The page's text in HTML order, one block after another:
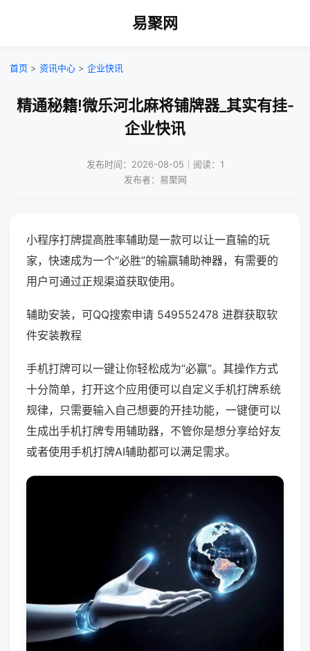
易聚网
首页 > 资讯中心 > 企业快讯
精通秘籍!微乐河北麻将铺牌器_其实有挂-
企业快讯
发布时间：2026-08-05｜阅读：1
发布者：易聚网
小程序打牌提高胜率辅助是一款可以让一直输的玩
家，快速成为一个“必胜”的输赢辅助神器，有需要的
用户可通过正规渠道获取使用。
辅助安装，可QQ搜索申请 549552478 进群获取软
件安装教程
手机打牌可以一键让你轻松成为“必赢”。其操作方式
十分简单，打开这个应用便可以自定义手机打牌系统
规律，只需要输入自己想要的开挂功能，一键便可以
生成出手机打牌专用辅助器，不管你是想分享给好友
或者使用手机打牌AI辅助都可以满足需求。